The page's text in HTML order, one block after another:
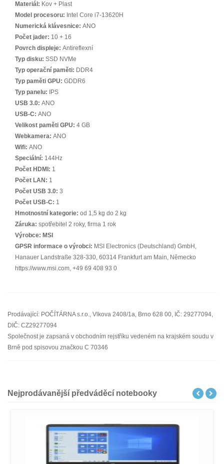
Materiál: Kov + Plast
Model procesoru: Intel Core i7-13620H
Numerická klávesnice: ANO
Počet jader: 10 + 16
Povrch displeje: Antireflexní
Typ disku: SSD NVMe
Typ operační paměti: DDR4
Typ paměti GPU: GDDR6
Typ panelu:
IPS
USB 3.0: ANO
USB-C: ANO
Velikost paměti GPU: 4 GB
Webkamera: ANO
Wifi: ANO
Speciální: 144Hz
Počet HDMI: 1
Počet LAN: 1
Počet USB 3.0: 3
Počet USB-C: 1
Hmotnostní kategorie: od 1,5 kg do 2 kg
Záruka: spotřebitel 2 roky, firma 1 rok
Výrobce: MSI
GPSR informace o výrobci: MSI Electronics (Deutschland) GmbH,
Hanauer Landstraße 328-330, 60314 Frankfurt am Main, Německo
https://www.msi.com, +49 69 408 93 0
Prodávající: POČÍTÁRNA s.r.o., Vlkova 2408/1a, Brno 628 00, IČ: 29277094,
DIČ: CZ29277094
Společnost je zapsaná v obchodním rejstříku vedeném na krajském soudu v
Brně pod spisovou značkou C 70346
Nejprodávanější předváděcí notebooky